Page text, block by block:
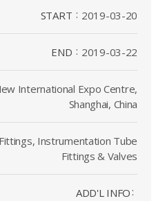
START 2019-03-20
END 2019-03-22
International Expo Centre,
Shanghai, China
Instrumentation Tube
Fittings & Valves
ADD'L INFO